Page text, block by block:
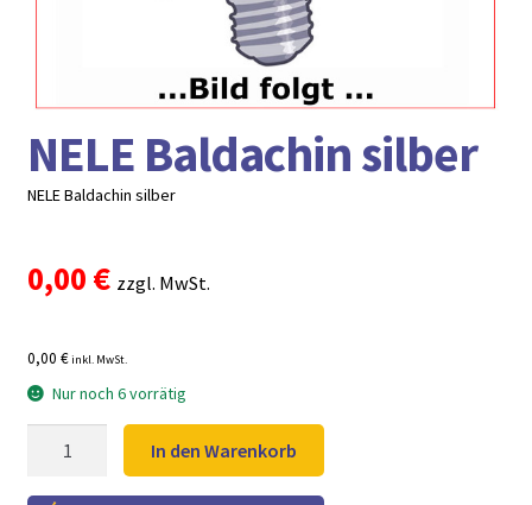
NELE Baldachin silber
NELE Baldachin silber
0,00 € zzgl. MwSt.
0,00 €inkl. MwSt.
Nur noch 6 vorrätig
silber
In den Warenkorb